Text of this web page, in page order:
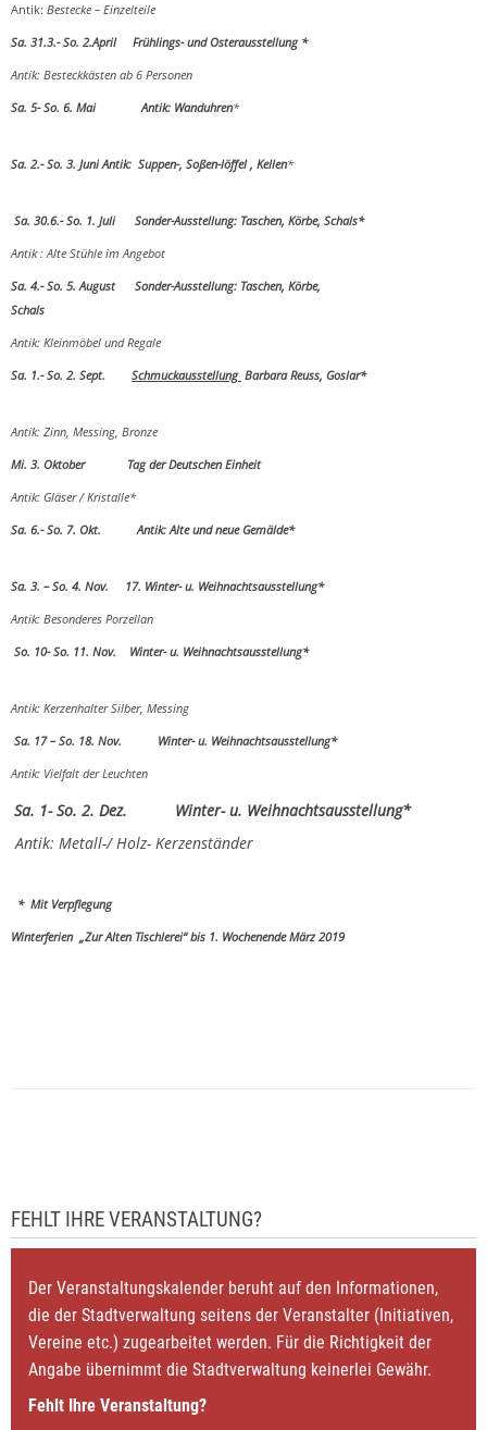
Antik: Bestecke – Einzelteile
Sa. 31.3.- So. 2.April Frühlings- und Osterausstellung *
Antik: Besteckkästen ab 6 Personen
Sa. 5- So. 6. Mai Antik: Wanduhren*
Sa. 2.- So. 3. JuniAntik: Suppen-, Soßen-löffel , Kellen*
Sa. 30.6.- So. 1. Juli Sonder-Ausstellung: Taschen, Körbe, Schals*
Antik : Alte Stühle im Angebot
Sa. 4.- So. 5. August Sonder-Ausstellung: Taschen, Körbe,
Schals
Antik: Kleinmöbel und Regale
Sa. 1.- So. 2. Sept. Schmuckausstellung Barbara Reuss, Goslar*
Antik: Zinn, Messing, Bronze
Mi. 3. Oktober Tag der Deutschen Einheit
Antik: Gläser / Kristalle*
Sa. 6.- So. 7. Okt. Antik: Alte und neue Gemälde*
Sa. 3. – So. 4. Nov. 17. Winter- u. Weihnachtsausstellung*
Antik: Besonderes Porzellan
So. 10- So. 11. Nov. Winter- u. Weihnachtsausstellung*
Antik: Kerzenhalter Silber, Messing
Sa. 17 – So. 18. Nov. Winter- u. Weihnachtsausstellung*
Antik: Vielfalt der Leuchten
Sa. 1- So. 2. Dez. Winter- u. Weihnachtsausstellung*
Antik: Metall-/ Holz- Kerzenständer
* Mit Verpflegung
Winterferien „Zur Alten Tischlerei“ bis 1. Wochenende März 2019
FEHLT IHRE VERANSTALTUNG?
Der Veranstaltungskalender beruht auf den Informationen,
die der Stadtverwaltung seitens der Veranstalter (Initiativen,
Vereine etc.) zugearbeitet werden. Für die Richtigkeit der
Angabe übernimmt die Stadtverwaltung keinerlei Gewähr.
Fehlt Ihre Veranstaltung?